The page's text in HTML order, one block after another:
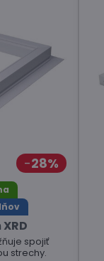
28%
spojiť
strechy.